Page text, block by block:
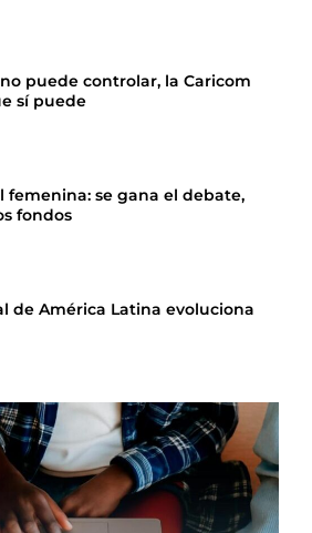
puede controlar, la Caricom
sí puede
se gana el debate,
fondos
de América Latina evoluciona